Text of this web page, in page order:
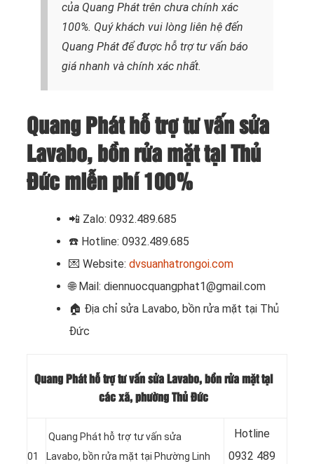
của Quang Phát trên chưa chính xác
100%. Quý khách vui lòng liên hệ đến
Quang Phát để được hỗ trợ tư vấn báo
giá nhanh và chính xác nhất.
Quang Phát hỗ trợ tư vấn sửa
Lavabo, bồn rửa mặt tại Thủ
Đức miễn phí 100%
📲 Zalo: 0932.489.685
☎️ Hotline: 0932.489.685
💌 Website: dvsuanhatrongoi.com
🌐 Mail: diennuocquangphat1@gmail.com
🏠 Địa chỉ sửa Lavabo, bồn rửa mặt tại Thủ
Đức
Quang Phát hỗ trợ tư vấn sửa Lavabo, bồn rửa mặt tại
các xã, phường Thủ Đức
01
Quang Phát hỗ trợ tư vấn sửa
Lavabo, bồn rửa mặt tại Phường Linh
Hotline
0932 489